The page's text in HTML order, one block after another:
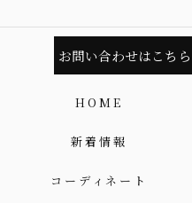
お問い合わせはこちら
HOME
新着情報
コーディネート